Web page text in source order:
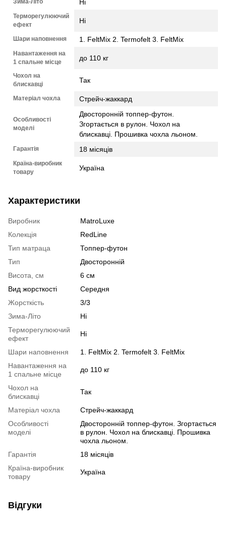
Ні
Терморегулюючий
ефект
Ні
Шари наповнення 1. FeltMix 2. Termofelt 3. FeltMix
Навантаження на
1 спальне місце
до 110 кг
Чохол на
блискавці
Так
Матеріал чохла Стрейч-жаккард
Особливості
моделі
Двосторонній топпер-футон.
Згортається в рулон. Чохол на
блискавці. Прошивка чохла льоном.
Гарантія 18 місяців
Країна-виробник
товару
Україна
Характеристики
Виробник
MatroLuxe
Колекція
RedLine
Тип матраца
Топпер-футон
Тип
Двосторонній
Висота, см
6 см
Вид жорсткості
Середня
Жорсткість
3/3
Зима-Літо
Ні
Терморегулюючий
ефект
Ні
Шари наповнення
1. FeltMix 2. Termofelt 3. FeltMix
Навантаження на
1 спальне місце
до 110 кг
Чохол на
блискавці
Так
Матеріал чохла
Стрейч-жаккард
Особливості
моделі
Двосторонній топпер-футон. Згортається
в рулон. Чохол на блискавці. Прошивка
чохла льоном.
Гарантія
18 місяців
Країна-виробник
товару
Україна
Відгуки